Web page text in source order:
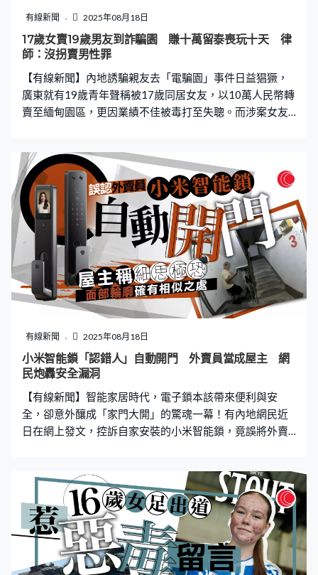
幕。 綠島以其豐富的海洋資源及潛水勝地聞名，每逢旅遊
旺季吸引大量遊客前來體驗。然而，島上地形複雜，道路
狹窄且臨海，對不熟悉地形的遊客而言，騎乘電單車存在
其他緊急狀況，民眾可立即撥打海巡署服務專
有線新聞 2025年08月18日
17歲女賣19歲男友到詐騙園 賺十萬留泰喪玩十天 律
師：沒拐賣男性罪
【有線新聞】內地誘騙親友去「電騙園」事件日益猖獗，
廣東就有19歲青年聲稱被17歲同居女友，以10萬人民幣轉
賣至緬甸園區，更因業績不佳被毒打至失聰。而涉案女友
照 據內媒報道，受害男子小黃今年19歲，去年在桌球室認
識了17歲少女小周並發展成同居情侶。小黃胞姊透露女方
一身名牌、白富美形象示，而在二人同居後，小周不斷向
她的弟弟表示家族在緬甸做生意，希望與小黃到緬甸工
作，「女的聲稱自己是福建人，父母在各地都有生意投
資。」 小黃在今年2月瞞著家人與女友同遊泰國曼谷，黃
女士指看弟弟發朋友圈才知道他去了泰國，又評價弟弟是
「典型戀愛腦」。「來到邊境就（發現）不對勁了，我弟
弟說來接他的人是有槍的，並且還沒收了他的護照和手
機。我弟弟求那個女生把手機給他玩，他才有機會發消息
告訴家人，我們就迅速報警。」 詐騙業績差、被打至耳
聾 家屬付贖金救人 兩人來到泰緬邊境後，女方謊稱要去
接人，把小黃丟下就離去，而小黃則被持槍人員直接押到
他去詐騙別人，若業績不達標就要關小黑
有線新聞 2025年08月18日
小米智能鎖「認錯人」自動開門 外賣員當成屋主 網
民炮轟安全漏洞
【有線新聞】智能家居時代，電子鎖本該帶來便利與安
全，卻意外釀成「家門大開」的驚魂一幕！有內地網民近
日在網上發文，控訴自家安裝的小米智能鎖，竟誤將外賣
漏洞。而小米客服則回應指將派人員上門檢查，並安排專
員跟進事件。 外賣掛門柄 門鎖竟自動開啟 據史先生在帖
文中描述，事發於8月10日晚上10時22分，當時他正躺在
床上操卷，透過手機App預訂外賣後，靜待送達。外賣員抵
達後，將餐點掛在大門柄上，正準備離開，誰知家中的小
米智能鎖突然「叮」一聲解鎖，自動開啟大門。史先生事